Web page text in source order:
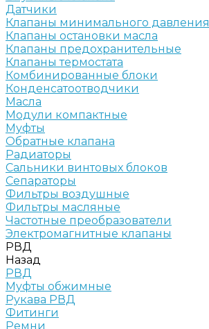
Датчики
Клапаны минимального давления
Клапаны остановки масла
Клапаны предохранительные
Клапаны термостата
Комбинированные блоки
Конденсатоотводчики
Масла
Модули компактные
Муфты
Обратные клапана
Радиаторы
Сальники винтовых блоков
Сепараторы
Фильтры воздушные
Фильтры масляные
Частотные преобразователи
Электромагнитные клапаны
РВД
Назад
РВД
Муфты обжимные
Рукава РВД
Фитинги
Ремни